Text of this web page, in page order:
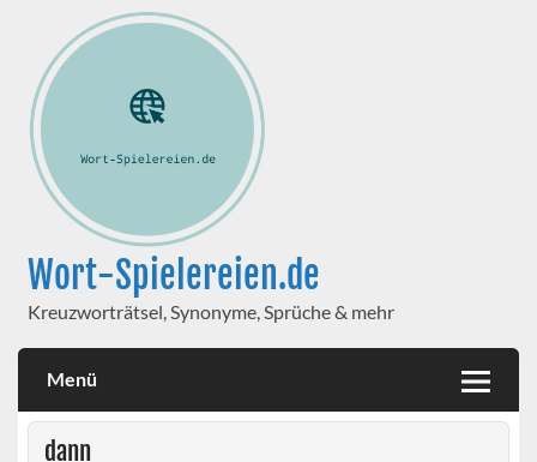
Wort-Spielereien.de
Kreuzworträtsel, Synonyme, Sprüche & mehr
Menü
dann